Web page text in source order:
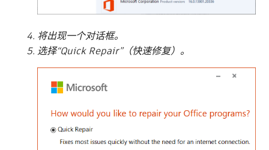
将出现一个对话框。
选择“Quick Repair”（快速修复）。